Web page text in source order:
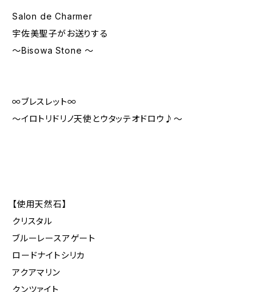
Salon de Charmer
宇佐美聖子がお送りする
〜Bisowa Stone 〜
∞ブレスレット∞
〜イロトリドリノ天使とウタッテオドロウ♪〜
【使用天然石】
クリスタル
ブルーレースアゲート
ロードナイトシリカ
アクアマリン
クンツァイト